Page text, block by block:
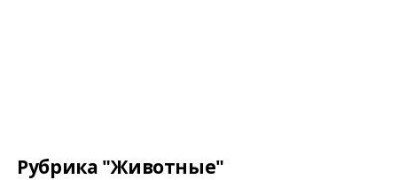
Рубрика "Животные"